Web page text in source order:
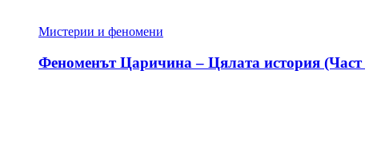
Мистерии и феномени
Феноменът Царичина – Цялата история (Част